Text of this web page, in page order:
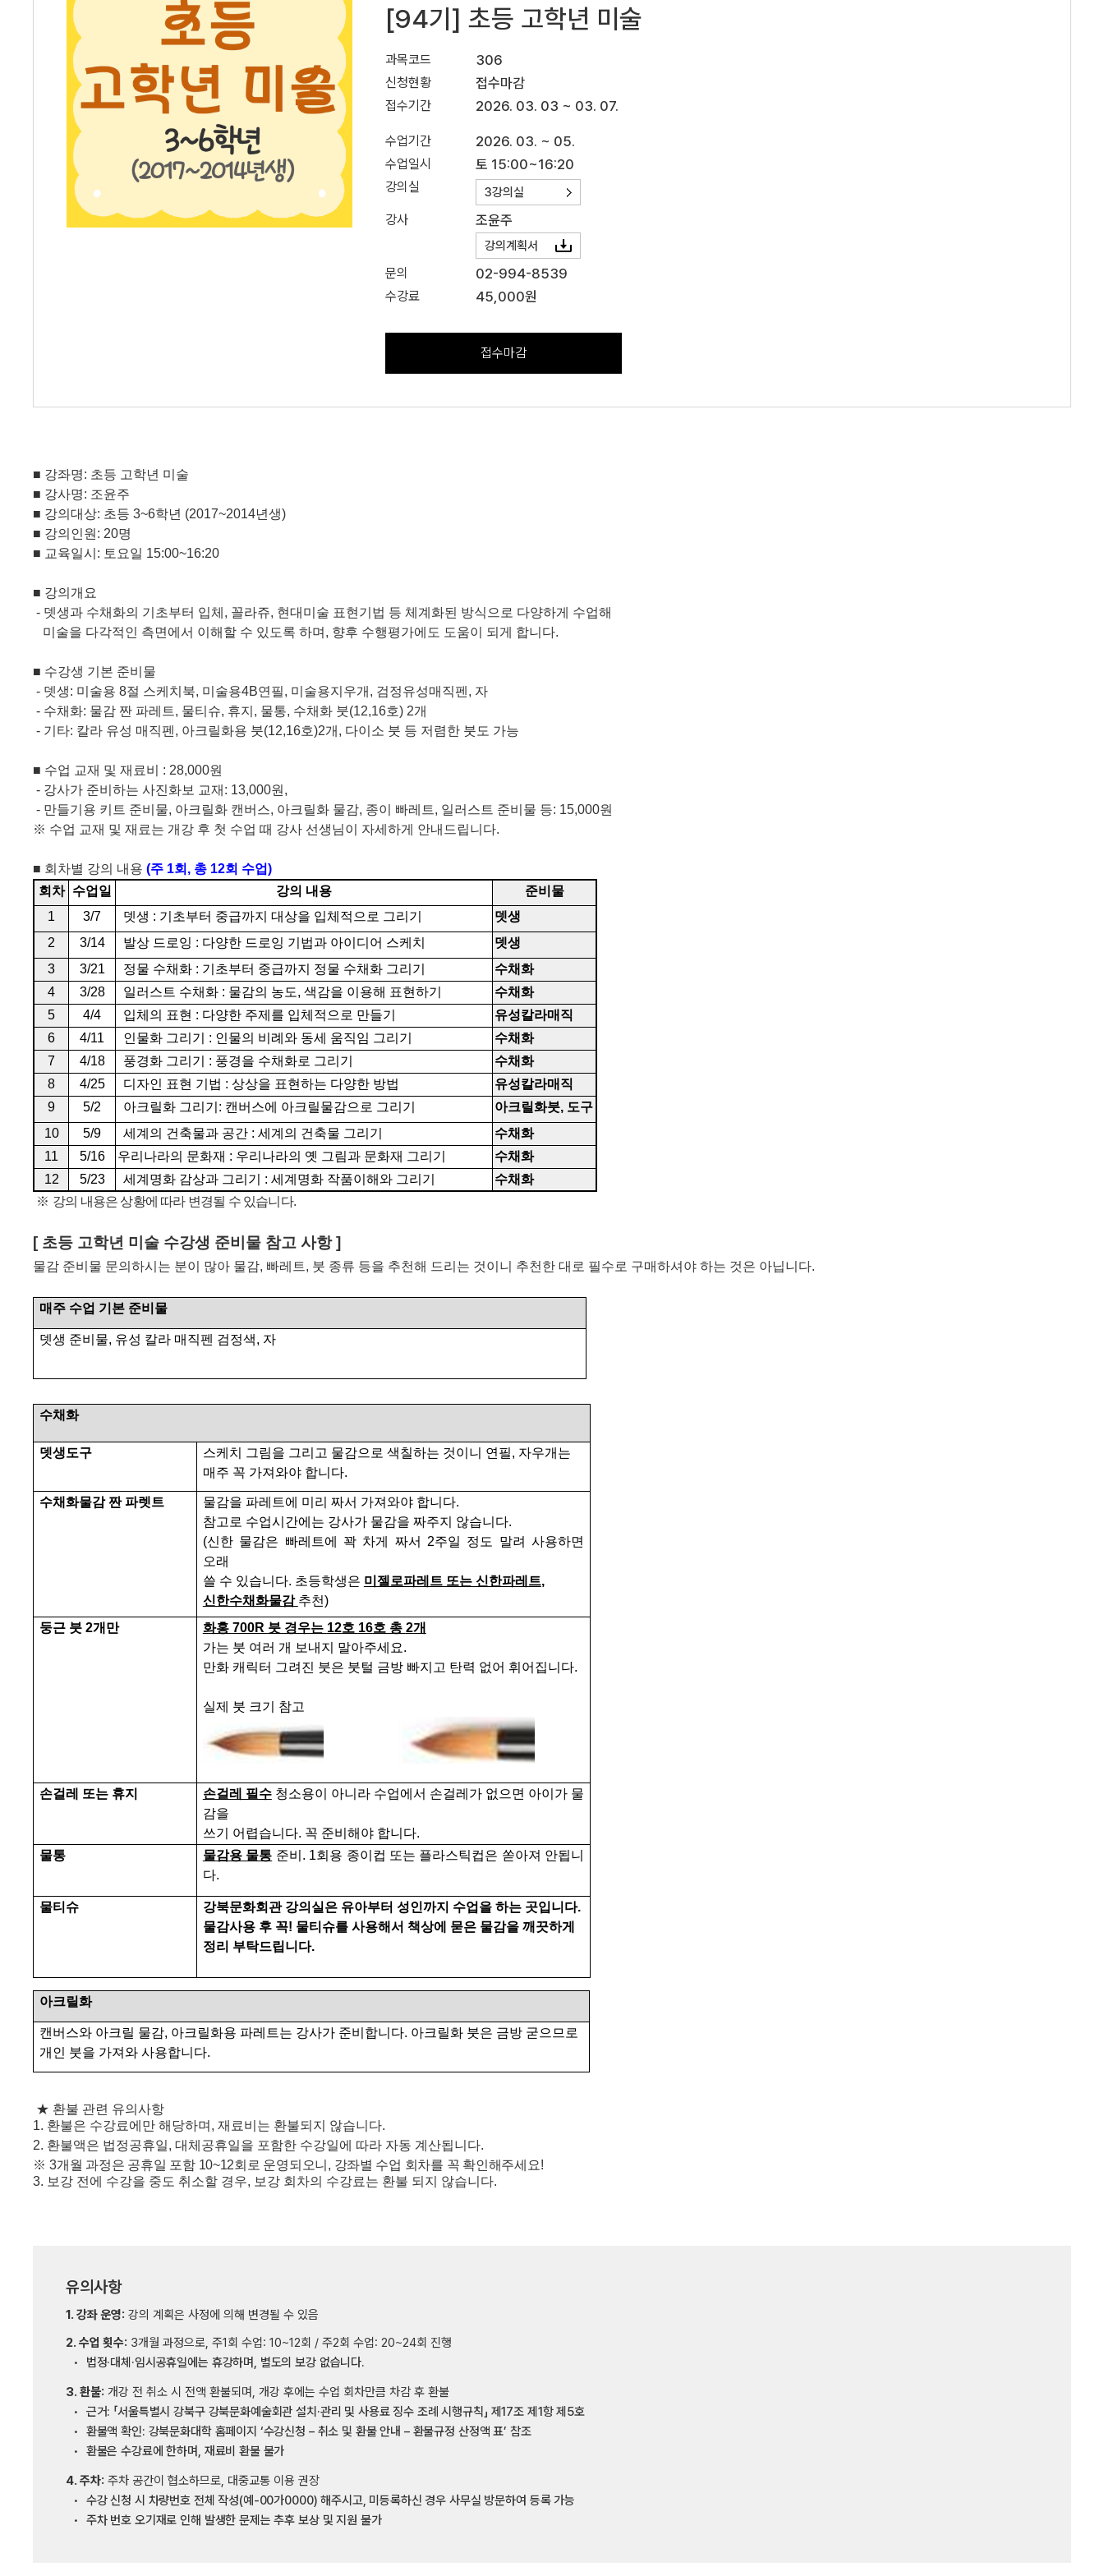
[94기] 초등 고학년 미술
과목코드 306
신청현황 접수마감
접수기간 2026. 03. 03 ~ 03. 07.
수업기간 2026. 03. ~ 05.
수업일시 토 15:00~16:20
강의실 3강의실
강사 조윤주
강의계획서
문의 02-994-8539
수강료 45,000원
접수마감
■ 강좌명: 초등 고학년 미술
■ 강사명: 조윤주
■ 강의대상: 초등 3~6학년 (2017~2014년생)
■ 강의인원 : 20명
■ 교육일시 : 토요일 15:00~16:20
■ 강의개요
- 뎃생과 수채화의 기초부터 입체 , 꼴라쥬, 현대미술 표현기법 등 체계화된 방식으로 다양하게 수업해
미술을 다각적인 측면에서 이해할 수 있도록 하며 , 향후 수행평가에도 도움이 되게 합니다.
■ 수강생 기본 준비물
- 뎃생: 미술용 8절 스케치북, 미술용4B연필, 미술용지우개 , 검정유성매직펜 , 자
- 수채화: 물감 짠 파레트, 물티슈, 휴지 , 물통, 수채화 붓(12,16호) 2개
- 기타: 칼라 유성 매직펜 , 아크릴화용 붓(12,16호)2개 , 다이소 붓 등 저렴한 붓도 가능
■ 수업 교재 및 재료비 : 28,000원
- 강사가 준비하는 사진화보 교재: 13,000원 ,
- 만들기용 키트 준비물, 아크릴화 캔버스, 아크릴화 물감, 종이 빠레트, 일러스트 준비물 등: 15,000원
※ 수업 교재 및 재료는 개강 후 첫 수업 때 강사 선생님이 자세하게 안내드립니다.
■ 회차별 강의 내용 (주 1회 , 총 12회 수업)
회차
수업일 강의 내용
준비물
1
3/7 뎃생 : 기초부터 중급까지 대상을 입체적으로 그리기
뎃생
2
3/14 발상 드로잉 : 다양한 드로잉 기법과 아이디어 스케치
뎃생
3
3/21 정물 수채화 : 기초부터 중급까지 정물 수채화 그리기
수채화
4
3/28 일러스트 수채화 : 물감의 농도, 색감을 이용해 표현하기
수채화
5
4/4 입체의 표현 : 다양한 주제를 입체적으로 만들기
유성칼라매직
6
4/11 인물화 그리기 : 인물의 비례와 동세 움직임 그리기
수채화
7
4/18 풍경화 그리기 : 풍경을 수채화로 그리기
수채화
8
4/25 디자인 표현 기법 : 상상을 표현하는 다양한 방법
유성칼라매직
9
5/2 아크릴화 그리기 : 캔버스에 아크릴물감으로 그리기 아크릴화붓, 도구
10
5/9 세계의 건축물과 공간 : 세계의 건축물 그리기
수채화
11
5/16 우리나라의 문화재 : 우리나라의 옛 그림과 문화재 그리기
수채화
12
5/23 세계명화 감상과 그리기 : 세계명화 작품이해와 그리기
수채화
※ 강의 내용은 상황에 따라 변경될 수 있습니다.
[ 초등 고학년 미술 수강생 준비물 참고 사항]
물감 준비물 문의하시는 분이 많아 물감, 빠레트, 붓 종류 등을 추천해 드리는 것이니 추천한 대로 필수로 구매하셔야 하는 것은 아닙니다.
매주 수업 기본 준비물
뎃생 준비물, 유성 칼라 매직펜 검정색, 자
수채화
뎃생도구 스케치 그림을 그리고 물감으로 색칠하는 것이니 연필, 자우개는
매주 꼭 가져와야 합니다.
수채화물감 짠 파렛트 물감을 파레트에 미리 짜서 가져와야 합니다.
참고로 수업시간에는 강사가 물감을 짜주지 않습니다.
(신한 물감은 빠레트에 꽉 차게 짜서 2주일 정도 말려 사용하면
오래
쓸 수 있습니다. 초등학생은 미젤로파레트 또는 신한파레트,
신한수채화물감 추천)
둥근 붓 2개만 화홍 700R 붓 경우는 12호 16호 총 2개
가는 붓 여러 개 보내지 말아주세요.
만화 캐릭터 그려진 붓은 붓털 금방 빠지고 탄력 없어 휘어집니다.
실제 붓 크기 참고
손걸레 또는 휴지 손걸레 필수 청소용이 아니라 수업에서 손걸레가 없으면 아이가 물
감을
쓰기 어렵습니다. 꼭 준비해야 합니다.
물통
물감용 물통 준비 . 1회용 종이컵 또는 플라스틱컵은 쏟아져 안됩니
다.
물티슈 강북문화회관 강의실은 유아부터 성인까지 수업을 하는 곳입니다.
물감사용 후 꼭! 물티슈를 사용해서 책상에 묻은 물감을 깨끗하게
정리 부탁드립니다.
아크릴화
캔버스와 아크릴 물감, 아크릴화용 파레트는 강사가 준비합니다. 아크릴화 붓은 금방 굳으므로
개인 붓을 가져와 사용합니다.
★ 환불 관련 유의사항
1. 환불은 수강료에만 해당하며 , 재료비는 환불되지 않습니다.
2. 환불액은 법정공휴일, 대체공휴일을 포함한 수강일에 따라 자동 계산됩니다.
※ 3개 월 과정은 공휴일 포함 10~12회로 운영되오니 , 강좌별 수업 회차를 꼭 확인해주세요!
3. 보강 전에 수강을 중도 취소할 경우, 보강 회차의 수강료는 환불 되지 않습니다.
유의사항
1. 강좌 운영: 강의 계획은 사정에 의해 변경될 수 있음
2. 수업 횟수: 3개월 과정으로, 주1회 수업: 10~12회 / 주2회 수업: 20~24회 진행
법정·대체·임시공휴일에는 휴강하며, 별도의 보강 없습니다.
3. 환불: 개강 전 취소 시 전액 환불되며, 개강 후에는 수업 회차만큼 차감 후 환불
근거: 「서울특별시 강북구 강북문화예술회관 설치·관리 및 사용료 징수 조례 시행규칙」 제17조 제1항 제5호
환불액 확인: 강북문화대학 홈페이지 ‘수강신청 – 취소 및 환불 안내 – 환불규정 산정액 표’ 참조
환불은 수강료에 한하며, 재료비 환불 불가
4. 주차: 주차 공간이 협소하므로, 대중교통 이용 권장
수강 신청 시 차량번호 전체 작성(예-00가0000) 해주시고, 미등록하신 경우 사무실 방문하여 등록 가능
주차 번호 오기재로 인해 발생한 문제는 추후 보상 및 지원 불가